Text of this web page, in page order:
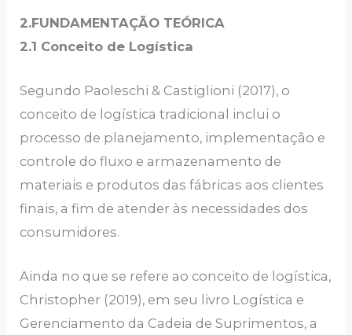
2.FUNDAMENTAÇÃO TEÓRICA
2.1 Conceito de Logística
Segundo Paoleschi & Castiglioni (2017), o
conceito de logística tradicional inclui o
processo de planejamento, implementação e
controle do fluxo e armazenamento de
materiais e produtos das fábricas aos clientes
finais, a fim de atender às necessidades dos
consumidores.
Ainda no que se refere ao conceito de logística,
Christopher (2019), em seu livro Logística e
Gerenciamento da Cadeia de Suprimentos, a